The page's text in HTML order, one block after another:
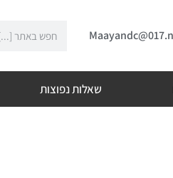
שאלות נפוצות